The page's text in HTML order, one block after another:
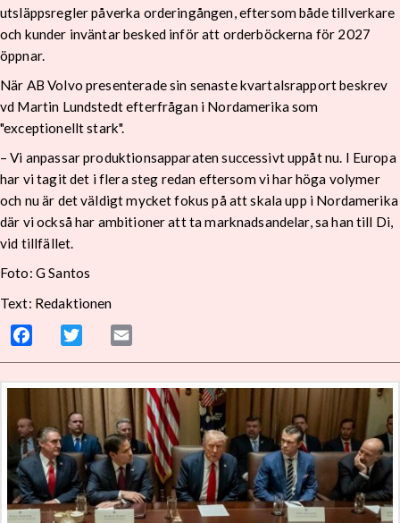
utsläppsregler påverka orderingången, eftersom både tillverkare
och kunder inväntar besked inför att orderböckerna för 2027
öppnar.
När AB Volvo presenterade sin senaste kvartalsrapport beskrev
vd Martin Lundstedt efterfrågan i Nordamerika som
"exceptionellt stark".
– Vi anpassar produktionsapparaten successivt uppåt nu. I Europa
har vi tagit det i flera steg redan eftersom vi har höga volymer
och nu är det väldigt mycket fokus på att skala upp i Nordamerika
där vi också har ambitioner att ta marknadsandelar, sa han till Di,
vid tillfället.
Foto: G Santos
Text: Redaktionen
Facebook Twitter